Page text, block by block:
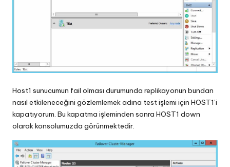
Host1 sunucumun fail olması durumunda replikayonun bundan
nasıl etkileneceğini gözlemlemek adına test işlemi için HOST1’i
kapatıyorum. Bu kapatma işleminden sonra HOST1 down
olarak konsolumuzda görünmektedir.